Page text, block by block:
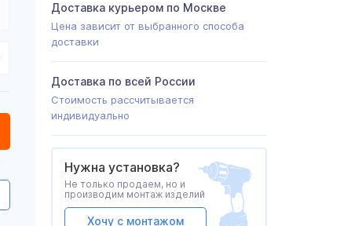
Доставка курьером по Москве
Цена зависит от выбранного способа
доставки
Доставка по всей России
Стоимость рассчитывается
индивидуально
Нужна установка?
Не только продаем, но и
производим монтаж изделий
Хочу с монтажом